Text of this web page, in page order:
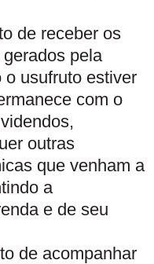
de receber os
pela
usufruto estiver
com o
outras
que venham a
a
e de seu
de acompanhar